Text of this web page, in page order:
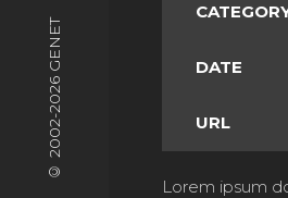
© 2002-2026 GENET DATE
URL
Lorem ipsum